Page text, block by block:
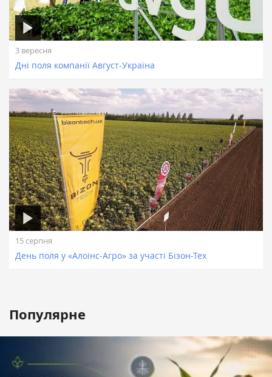
3 вересня
Дні поля компанії Август-Україна
15 серпня
День поля у «Алоінс-Агро» за участі Бізон-Тех
Популярне